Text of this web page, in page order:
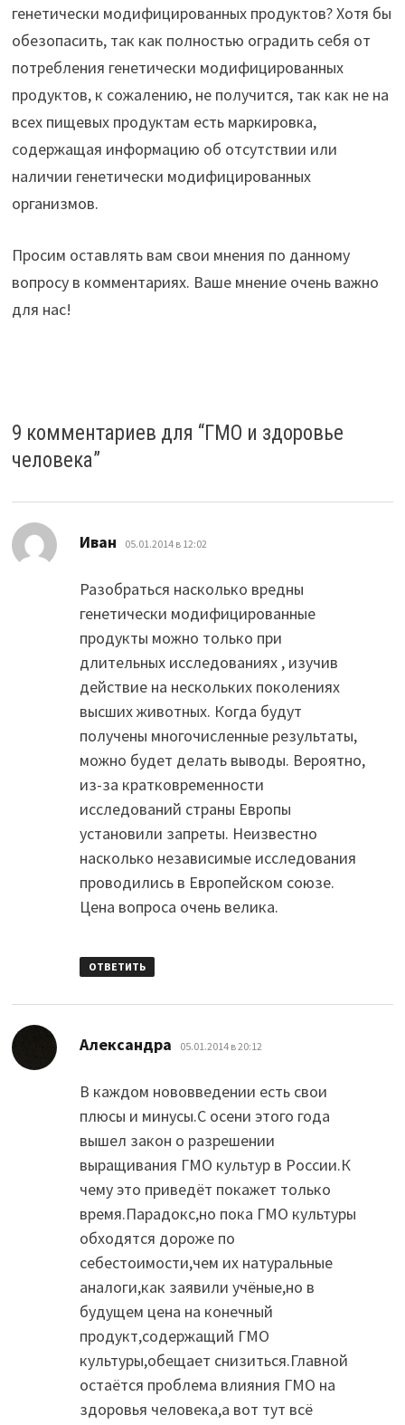
генетически модифицированных продуктов? Хотя бы
обезопасить, так как полностью оградить себя от
потребления генетически модифицированных
продуктов, к сожалению, не получится, так как не на
всех пищевых продуктам есть маркировка,
содержащая информацию об отсутствии или
наличии генетически модифицированных
организмов.
Просим оставлять вам свои мнения по данному
вопросу в комментариях. Ваше мнение очень важно
для нас!
9 комментариев для “ГМО и здоровье
человека”
Иван 05.01.2014 в 12:02
Разобраться насколько вредны
генетически модифицированные
продукты можно только при
длительных исследованиях , изучив
действие на нескольких поколениях
высших животных. Когда будут
получены многочисленные результаты,
можно будет делать выводы. Вероятно,
из-за кратковременности
исследований страны Европы
установили запреты. Неизвестно
насколько независимые исследования
проводились в Европейском союзе.
Цена вопроса очень велика.
ОТВЕТИТЬ
Александра 05.01.2014 в 20:12
В каждом нововведении есть свои
плюсы и минусы.С осени этого года
вышел закон о разрешении
выращивания ГМО культур в России.К
чему это приведёт покажет только
время.Парадокс,но пока ГМО культуры
обходятся дороже по
себестоимости,чем их натуральные
аналоги,как заявили учёные,но в
будущем цена на конечный
продукт,содержащий ГМО
культуры,обещает снизиться.Главной
остаётся проблема влияния ГМО на
здоровья человека,а вот тут всё